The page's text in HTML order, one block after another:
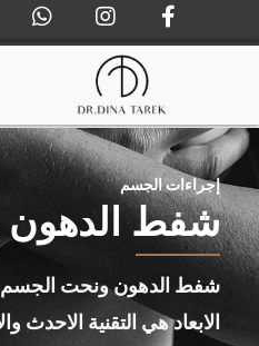
إجراءات الجسم
شفط الدهون
شفط الدهون ونحت الجسم
الابعاد هي التقنية الاحدث